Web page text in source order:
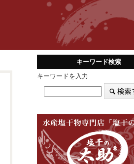
キーワード検索
キーワードを入力